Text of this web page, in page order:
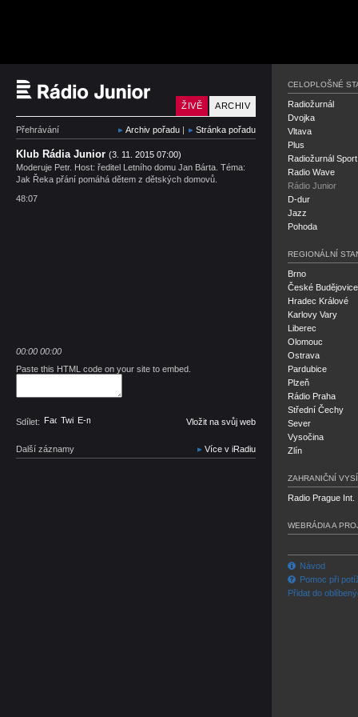
ARCHIV
ŽIVĚ
Přehrávání Archiv pořadu | Stránka pořadu
Klub Rádia Junior (3. 11. 2015 07:00)
Moderuje Petr. Host: ředitel Letního domu Jan Bárta. Téma:
Jak Řeka přání pomáhá dětem z dětských domovů.
48:07
00:00 00:00
Paste this HTML code on your site to embed.
Sdílet: Facebook
TwitterE-mail Vložit na svůj web
Další záznamy Více v iRadiu
CELOPLOŠNÉ
Radiožurnál
Dvojka
Vltava
Plus
Radiožurnál Sport
Radio Wave
Rádio Junior
D-dur
Jazz
Pohoda
REGIONÁLNÍ
Brno
České Budějovice
Hradec Králové
Karlovy Vary
Liberec
Olomouc
Ostrava
Pardubice
Plzeň
Rádio Praha
Střední Čechy
Sever
Vysočina
Zlín
ZAHRANIČNÍ
Radio Prague Int.
WEBRÁDIA A
Návod
Pomoc při
Přidat do